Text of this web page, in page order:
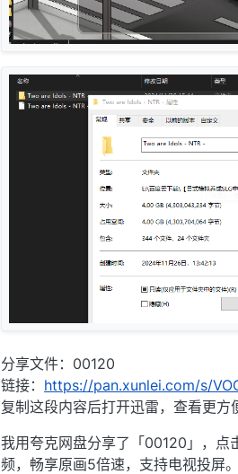
分享文件：00120
链接： https://pan.xunlei.com/s/
复制这段内容后打开迅雷，查看更方
我用夸克网盘分享了「00120」，点
频，畅享原画5倍速，支持电视投屏。